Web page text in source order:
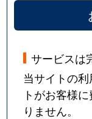
サービスは
当サイトの
トがお客様
りません。